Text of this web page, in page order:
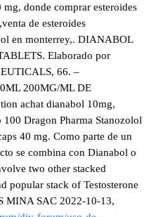
donde comprar esteroides
de esteroides
en monterrey,. DIANABOL
Elaborado por
66. –
200MG/ML DE
achat dianabol 10mg,
Dragon Pharma Stanozolol
40 mg. Como parte de un
se combina con Dianabol o
two other stacked
popular stack of Testosterone
MINA SAC 2022-10-13,